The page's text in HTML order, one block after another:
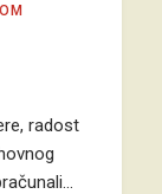
radost